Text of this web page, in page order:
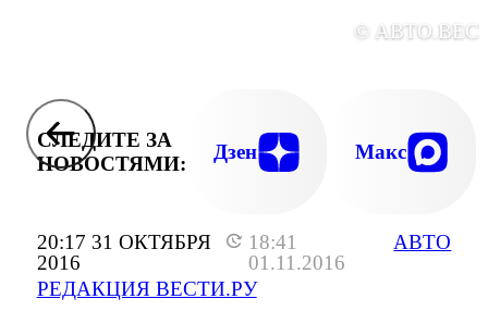
20:17 31 ОКТЯБРЯ
2016
18:41
01.11.2016
РЕДАКЦИЯ ВЕСТИ.РУ
АВТО
©
СЛЕДИТЕ ЗА
НОВОСТЯМИ:
Дзен Макс